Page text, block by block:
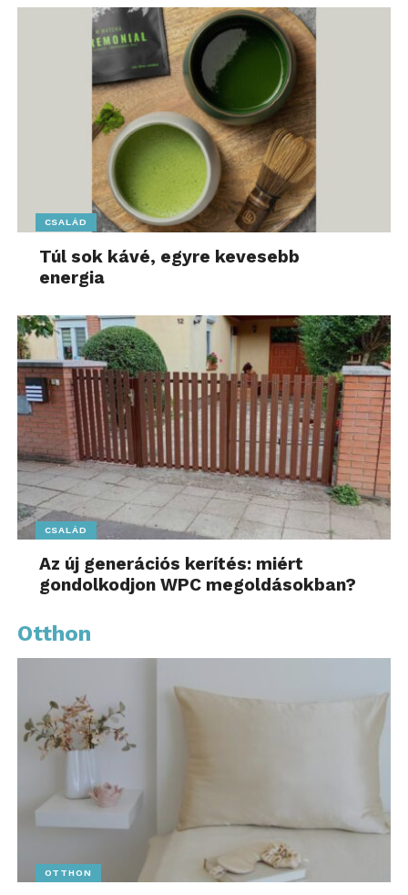
CSALÁD
Túl sok kávé, egyre kevesebb
energia
CSALÁD
Az új generációs kerítés: miért
gondolkodjon WPC megoldásokban?
Otthon
OTTHON